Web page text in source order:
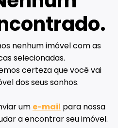
nenhum imóvel com as
selecionadas.
certeza que você vai
dos seus sonhos.
um e-mail para nossa
a encontrar seu imóvel.